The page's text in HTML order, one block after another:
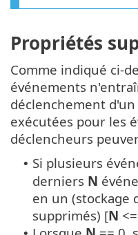
Propriétés
Comme indiqué ci-
événements
déclenchement
exécutées pour les
déclencheurs
• Si plusieurs
derniers N
en un (stockage
supprimés) [N